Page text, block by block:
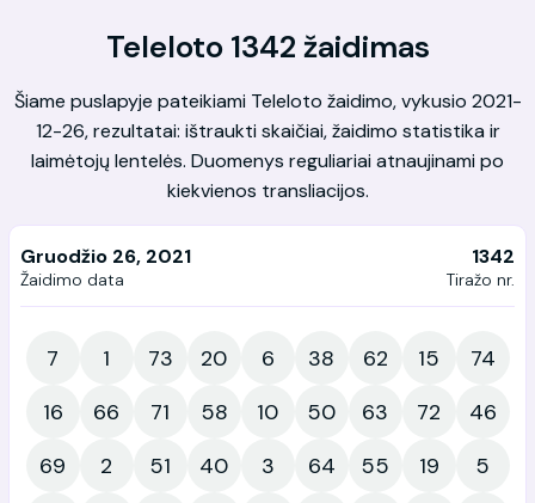
Teleloto 1342 žaidimas
Šiame puslapyje pateikiami Teleloto žaidimo, vykusio 2021-
12-26, rezultatai: ištraukti skaičiai, žaidimo statistika ir
laimėtojų lentelės. Duomenys reguliariai atnaujinami po
kiekvienos transliacijos.
Gruodžio 26, 2021
Žaidimo data
1342
Tiražo nr.
7 1 73 20 6 38 62 15
74
16
66 71 58 10 50 63 72
46
69
2 51 40 3 64 55 19
5